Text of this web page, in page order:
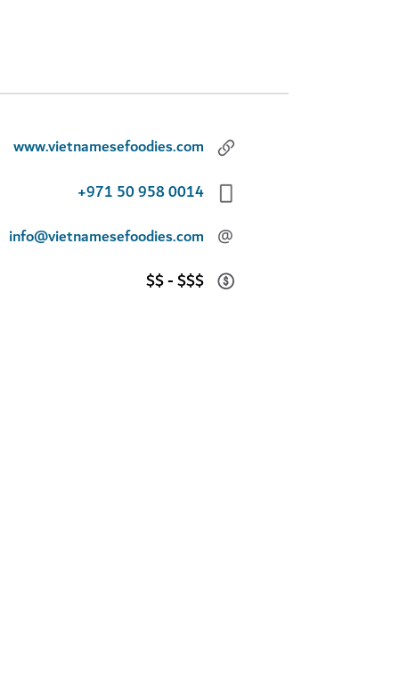
www.vietnamesefoodies.com
+971 50 958 0014
@
info@vietnamesefoodies.com
$$ - $$$